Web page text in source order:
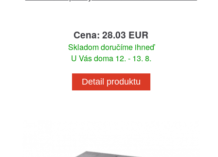
Cena: 28.03 EUR
Skladom doručíme ihneď
U Vás doma 12. - 13. 8.
Detail produktu